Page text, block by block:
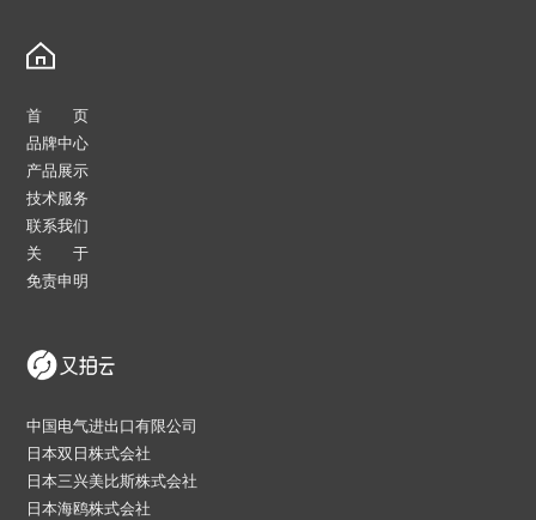
首 页
品牌中心
产品展示
技术服务
联系我们
关 于
免责申明
中国电气进出口有限公司
日本双日株式会社
日本三兴美比斯株式会社
日本海鸥株式会社